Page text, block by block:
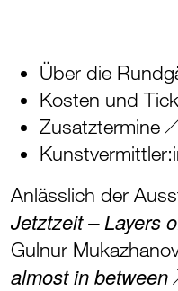
Über die
Kosten und
Zusatztermine
Anlässlich der
Jetztzeit – Layers
Gulnur
almost in between